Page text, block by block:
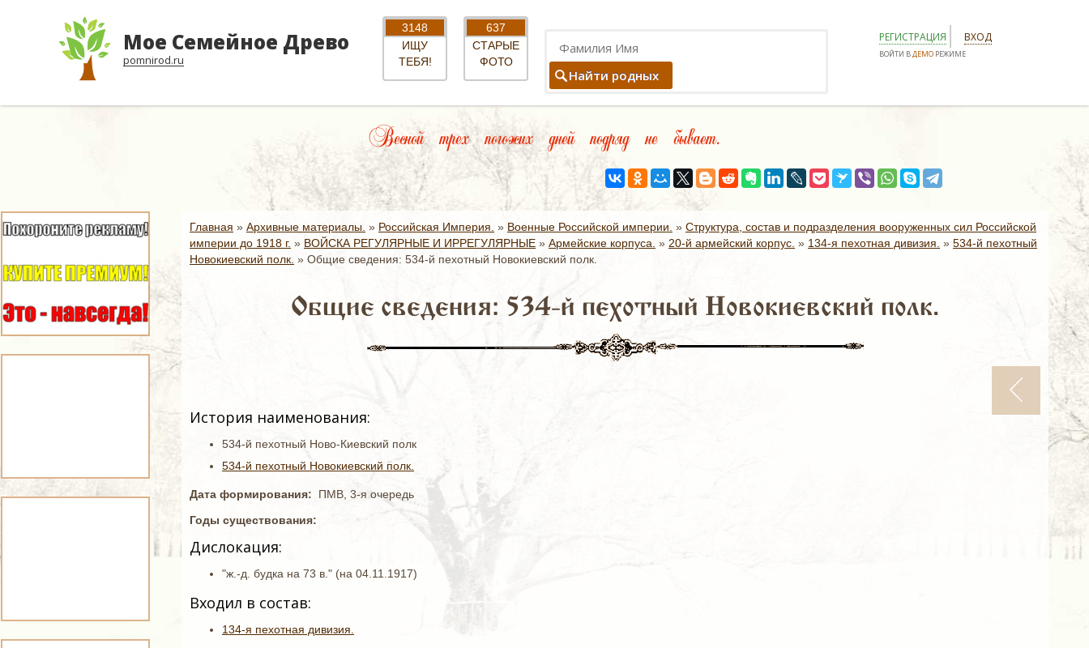
Мое Семейное Древо
pomnirod.ru
3148
ИЩУ
ТЕБЯ!
637
СТАРЫЕ
ФОТО
Найти родных
РЕГИСТРАЦИЯ ВХОД
ВОЙТИ ВДЕМО РЕЖИМЕ
Весной трех погожих дней подряд не бывает.
Главная » Архивные материалы. » Российская Империя. » Военные Российской империи. » Структура, состав и подразделения вооруженных сил Российской
империи до 1918 г. » ВОЙСКА РЕГУЛЯРНЫЕ И ИРРЕГУЛЯРНЫЕ » Армейские корпуса. » 20-й армейский корпус. » 134-я пехотная дивизия. » 534-й пехотный
Новокиевский полк. » Общие сведения: 534-й пехотный Новокиевский полк.
Общие сведения: 534-й пехотный Новокиевский полк.
История наименования:
534-й пехотный Ново-Киевский полк
534-й пехотный Новокиевский полк.
Дата формирования:
ПМВ, 3-я очередь
Годы существования:
Дислокация:
"ж.-д. будка на 73 в." (на 04.11.1917)
Входил в состав:
134-я пехотная дивизия.